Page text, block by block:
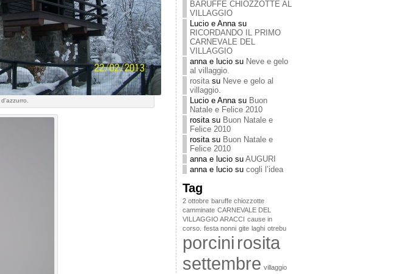
BARUFFE CHIOZZOTTE AL
VILLAGGIO
Lucio e Annasu
RICORDANDO IL PRIMO
CARNEVALE DEL
VILLAGGIO
anna e lucio su Neve e gelo
al villaggio.
rositasu Neve e gelo al
villaggio.
Lucio e Annasu Buon
Natale e Felice 2010
rositasu Buon Natale e
Felice 2010
rositasu Buon Natale e
Felice 2010
anna e lucio su AUGURI
anna e lucio su cogli l’idea
Tag
2 ottobre baruffe chiozzotte
camminate CARNEVALE DEL
VILLAGGIO ARACCI cause in
corso. festa nonni gite laghi otrebu
porcini rosita
settembre villaggio